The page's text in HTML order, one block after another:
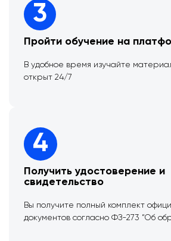
3
Пройти обучение на
В удобное время изучайте
открыт 24/7
4
Получить удостоверение и
свидетельство
Вы получите полный комплект
документов согласно ФЗ-273 “Об